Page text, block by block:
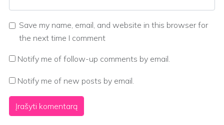
Save my name, email, and website in this browser for
the next time I comment
Notify me of follow-up comments by email.
Notify me of new posts by email.